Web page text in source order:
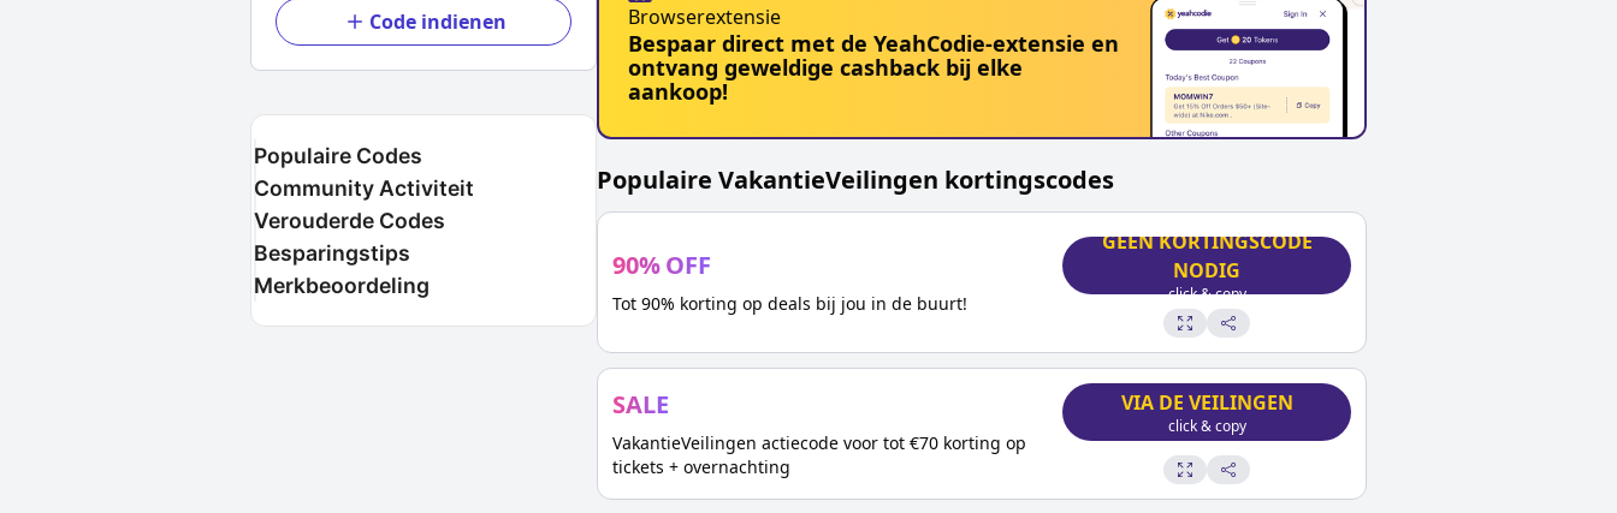
Code indienen
Populaire Codes
Community Activiteit
Verouderde Codes
Besparingstips
Merkbeoordeling
Browserextensie
Bespaar direct met de YeahCodie-extensie en
ontvang geweldige cashback bij elke
aankoop!
Populaire VakantieVeilingen kortingscodes
90%OFF
Tot 90% korting op deals bij jou in de buurt!
GEEN KORTINGSCODE
NODIG
click & copy
SALE
VakantieVeilingen actiecode voor tot €70 korting op
tickets + overnachting
VIA DE VEILINGEN
click & copy